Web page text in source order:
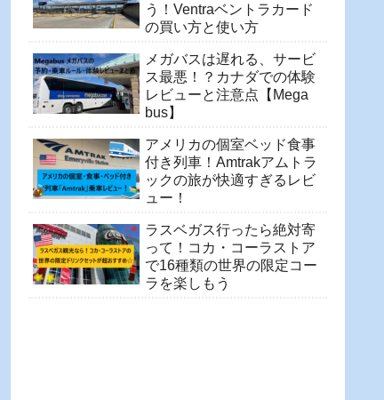
う！Ventraベントラカード
の買い方と使い方
メガバスは遅れる、サービ
ス最悪！？カナダでの体験
レビューと注意点【Mega
bus】
アメリカの個室ベッド食事
付き列車！Amtrakアムトラ
ックの旅が快適すぎるレビ
ュー！
ラスベガス行ったら絶対寄
って！コカ・コーラストア
で16種類の世界の限定コー
ラを楽しもう